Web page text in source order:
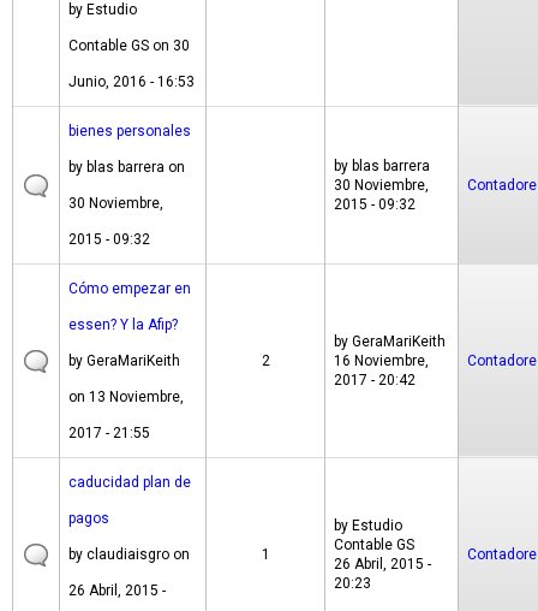
by Estudio
Contable GS on 30
Junio, 2016 - 16:53
bienes personales
by blas barrera on
30 Noviembre,
2015 - 09:32
by blas barrera
30 Noviembre,
2015 - 09:32
Cómo empezar en
essen? Y la Afip?
by GeraMariKeith
on 13 Noviembre,
2017 - 21:55
2
by GeraMariKeith
16 Noviembre,
2017 - 20:42
caducidad plan de
pagos
by claudiaisgro on
26 Abril, 2015 -
1
by Estudio
Contable GS
26 Abril, 2015 -
20:23